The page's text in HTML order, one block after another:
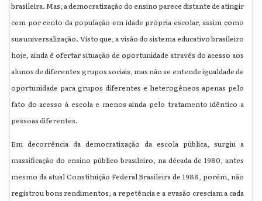
brasileira. Mas, a democratização do ensino parece distante de atingir
cem por cento da população em idade própria escolar, assim como
sua universalização. Visto que, a visão do sistema educativo brasileiro
hoje, ainda é ofertar situação de oportunidade através do acesso aos
alunos de diferentes grupos sociais, mas não se entende igualdade de
oportunidade para grupos diferentes e heterogêneos apenas pelo
fato do acesso à escola e menos ainda pelo tratamento idêntico a
pessoas diferentes.
Em decorrência da democratização da escola pública, surgiu a
massificação do ensino público brasileiro, na década de 1980, antes
mesmo da atual Constituição Federal Brasileira de 1988, porém, não
registrou bons rendimentos, a repetência e a evasão cresciam a cada